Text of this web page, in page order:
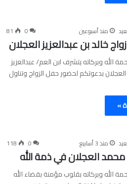
منذ أسبوعين 0
81
خالد بن عبدالعزيز العجلان
الله وبركاته يتشرف ابن العم/ عبدالعزيز
بدعوتكم لحضور حفل الزواج وتناول
»
منذ 3 أسابيع 0
118
العجلان في ذمة الله
الله وبركاته بقلوب مؤمنة بقضاء الله